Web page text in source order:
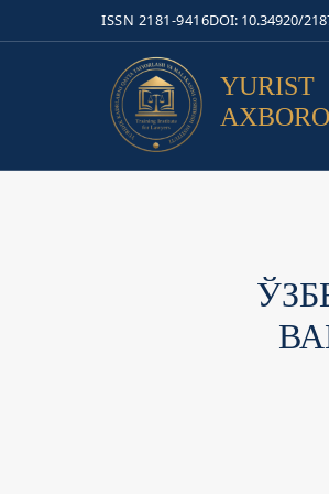
ISSN 2181-9416DOI: 10.34920/
YURIST